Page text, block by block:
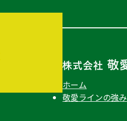
ホーム
敬愛ラインの強み